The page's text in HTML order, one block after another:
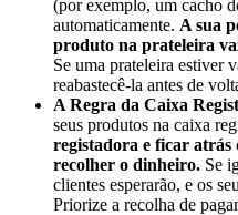
(por exemplo, um cacho
automaticamente. A sua
produto na prateleira
Se uma prateleira estiver
reabastecê-la antes de
A Regra da Caixa
seus produtos na caixa
registadora e ficar atrás
recolher o dinheiro. Se
clientes esperarão, e os
Priorize a recolha de